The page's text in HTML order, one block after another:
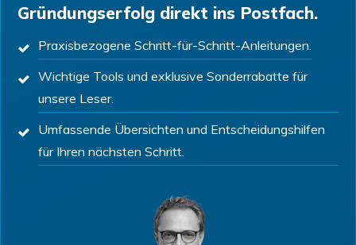
Gründungserfolg direkt ins Postfach.
Praxisbezogene Schritt-für-Schritt-Anleitungen.
Wichtige Tools und exklusive Sonderrabatte für
unsere Leser.
Umfassende Übersichten und Entscheidungshilfen
für Ihren nächsten Schritt.